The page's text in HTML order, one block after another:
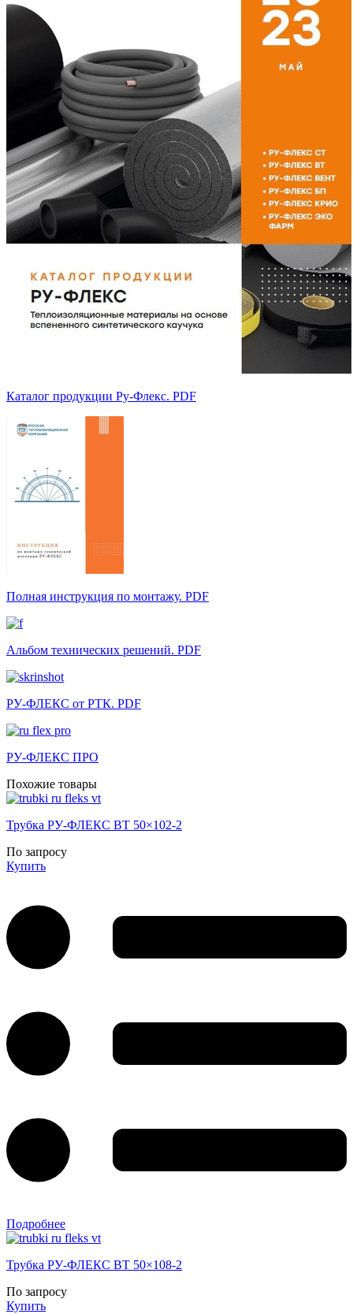
Каталог продукции Ру-Флекс. PDF
Полная инструкция по монтажу. PDF
Альбом технических решений. PDF
РУ-ФЛЕКС от РТК. PDF
РУ-ФЛЕКС ПРО
Похожие товары
Трубка РУ-ФЛЕКС ВТ 50×102-2
По запросу
Купить
Подробнее
Трубка РУ-ФЛЕКС ВТ 50×108-2
По запросу
Купить